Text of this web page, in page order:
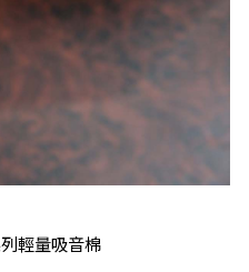
輕量吸音棉